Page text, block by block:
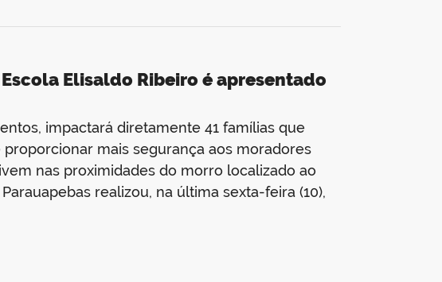
Elisaldo Ribeiro é apresentado
impactará diretamente 41 famílias que
mais segurança aos moradores
nas proximidades do morro localizado ao
realizou, na última sexta-feira (10),